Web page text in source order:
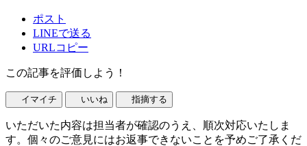
ポスト
LINEで送る
URLコピー
この記事を評価しよう！
イマイチ いいね 指摘する
いただいた内容は担当者が確認のうえ、順次対応いたしま
す。個々のご意見にはお返事できないことを予めご了承くだ